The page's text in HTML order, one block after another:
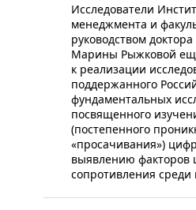
​Исследователи
менеджмента и
руководством
Марины Рыжковой
к реализации
поддержанного
фундаментальных
посвященного
(постепенного
«просачивания»)
выявлению факторов
сопротивления среди